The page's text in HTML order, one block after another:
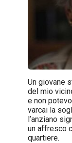
Un giovane
del mio
e non
varcai la
l’anziano
un affresco
quartiere.